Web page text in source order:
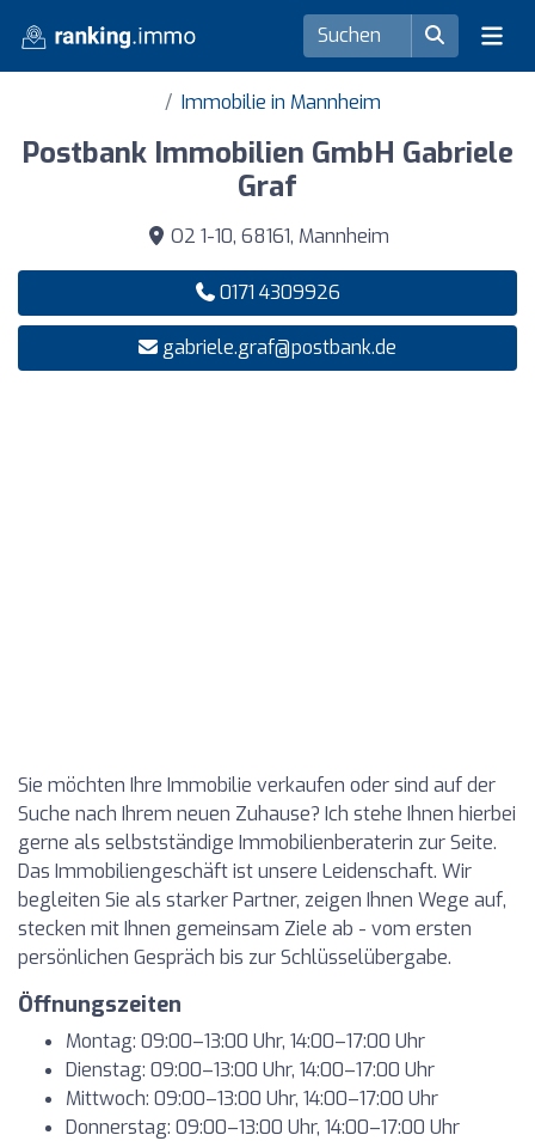
Immobilie in Mannheim
Postbank Immobilien GmbH Gabriele
Graf
O2 1-10, 68161, Mannheim
0171 4309926
gabriele.graf@postbank.de
Sie möchten Ihre Immobilie verkaufen oder sind auf der
Suche nach Ihrem neuen Zuhause? Ich stehe Ihnen hierbei
gerne als selbstständige Immobilienberaterin zur Seite.
Das Immobiliengeschäft ist unsere Leidenschaft. Wir
begleiten Sie als starker Partner, zeigen Ihnen Wege auf,
stecken mit Ihnen gemeinsam Ziele ab - vom ersten
persönlichen Gespräch bis zur Schlüsselübergabe.
Öffnungszeiten
Montag: 09:00–13:00 Uhr, 14:00–17:00 Uhr
Dienstag: 09:00–13:00 Uhr, 14:00–17:00 Uhr
Mittwoch: 09:00–13:00 Uhr, 14:00–17:00 Uhr
Donnerstag: 09:00–13:00 Uhr, 14:00–17:00 Uhr